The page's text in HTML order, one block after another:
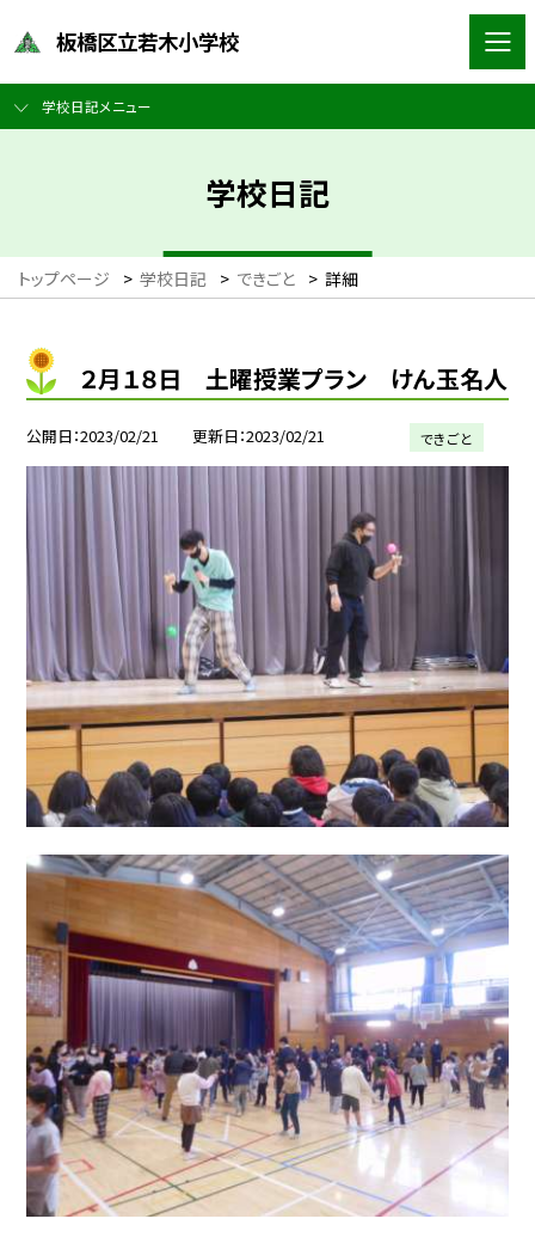
板橋区立若木小学校
学校日記メニュー
学校日記
トップページ > 学校日記 > できごと > 詳細
２月１８日 土曜授業プラン けん玉名人
公開日 2023/02/21 更新日 2023/02/21 できごと